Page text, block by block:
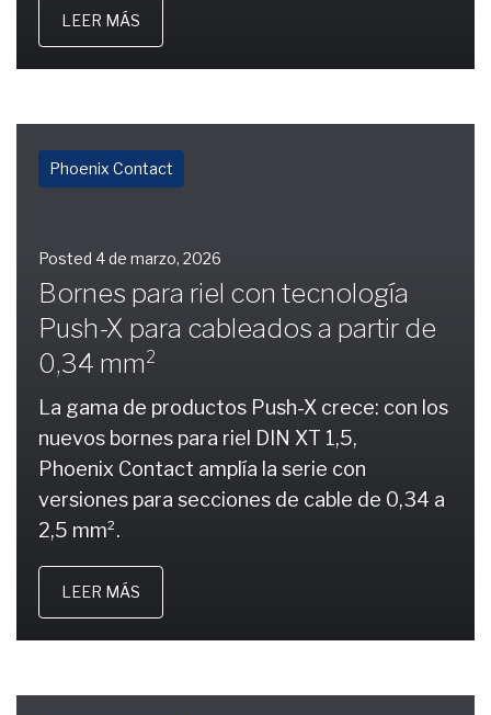
LEER MÁS
Phoenix Contact
Posted 4 de marzo, 2026
Bornes para riel con tecnología
Push-X para cableados a partir de
0,34 mm²
La gama de productos Push-X crece: con los
nuevos bornes para riel DIN XT 1,5,
Phoenix Contact amplía la serie con
versiones para secciones de cable de 0,34 a
2,5 mm².
LEER MÁS